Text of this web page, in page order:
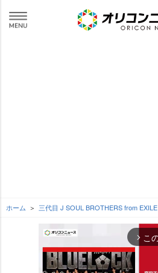
ホーム 三代目 J SOUL BROTHERS from
arrow_forward_ios こ